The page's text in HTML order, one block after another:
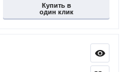
Купить в
один клик